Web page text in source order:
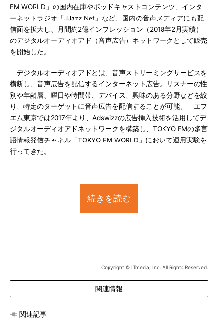
FM WORLD」の国内在庫やポッドキャストコンテンツ、インタ
ーネットラジオ「JJazz.Net」など、国内の音声メディアにも配
信面を拡大し、月間約2億インプレッション（2018年2月実績）
のデジタルオーディオアド（音声広告）ネットワークとして販売
を開始した。
デジタルオーディオアドとは、音声ストリーミングサービスを
横断し、音声広告を配信するインターネット広告。リスナーの性
別や年齢層、曜日や時間帯、デバイス、興味のある分野などを絞
り、特定のターゲットに音声広告を配信することが可能。 エフ
エム東京では2017年より、Adswizzの広告挿入技術を活用してデ
ジタルオーディオアドネットワークを構築し、TOKYO FMの多言
語情報発信チャネル「TOKYO FM WORLD」において運用実験を
行ってきた。
続きを読む
Copyright © ITmedia, Inc. All Rights Reserved.
関連情報
関連記事